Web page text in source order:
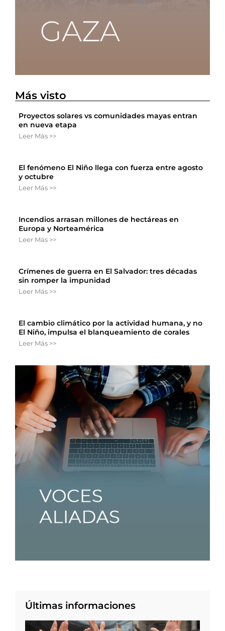
Más visto
Proyectos solares vs comunidades mayas entran
en nueva etapa
Leer Más >>
El fenómeno El Niño llega con fuerza entre agosto
y octubre
Leer Más >>
Incendios arrasan millones de hectáreas en
Europa y Norteamérica
Leer Más >>
Crímenes de guerra en El Salvador: tres décadas
sin romper la impunidad
Leer Más >>
El cambio climático por la actividad humana, y no
El Niño, impulsa el blanqueamiento de corales
Leer Más >>
Últimas informaciones